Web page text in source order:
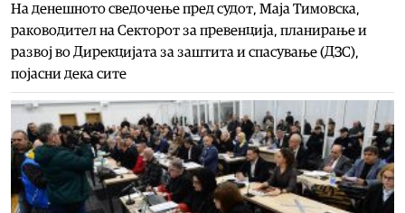
На денешното сведочење пред судот, Маја Тимовска,
раководител на Секторот за превенција, планирање и
развој во Дирекцијата за заштита и спасување (ДЗС),
појасни дека сите